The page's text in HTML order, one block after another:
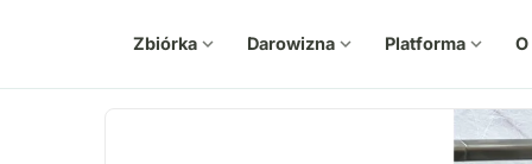
Zbiórka expand_more Darowizna expand_more Platforma expand_more